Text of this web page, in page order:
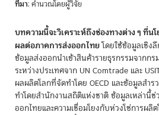
ที่มา: คำนวณโดยผู้วิจัย
บทความนี้จะวิเคราะห์ถึงช่องทางต่าง ๆ ที่น
ผลต่อภาคการส่งออกไทยโดยใช้ข้อมูลเชิง
ข้อมูลส่งออกนำเข้าสินค้ารายธุรกรรมจากก
ระหว่างประเทศจาก UN Comtrade และ
ผลผลิตโลกที่จัดทำโดย OECD และข้อมูลสำ
ทำโดยสำนักงานสถิติแห่งชาติ ข้อมูลเหล่านี้ช่
ออกไทยและความเชื่อมโยงกับห่วงโซ่การผลิ